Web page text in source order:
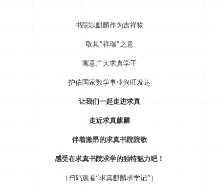
书院以麒麟作为吉祥物
取其“祥瑞”之意
寓意广大求真学子
护佑国家数学事业兴旺发达
让我们一起走进求真
走近求真麒麟
伴着激昂的求真书院院歌
感受在求真书院求学的独特魅力吧！
（扫码观看“求真麒麟求学记”）